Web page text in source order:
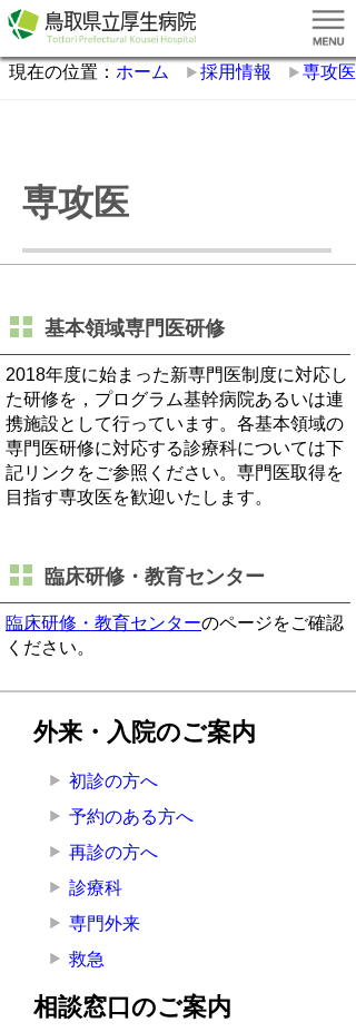
現在の位置： ホーム 採用情報 専攻医
専攻医
基本領域専門医研修
2018年度に始まった新専門医制度に対応し
た研修を，プログラム基幹病院あるいは連
携施設として行っています。各基本領域の
専門医研修に対応する診療科については下
記リンクをご参照ください。専門医取得を
目指す専攻医を歓迎いたします。
臨床研修・教育センター
臨床研修・教育センターのページをご確認
ください。
外来・入院のご案内
初診の方へ
予約のある方へ
再診の方へ
診療科
専門外来
救急
相談窓口のご案内